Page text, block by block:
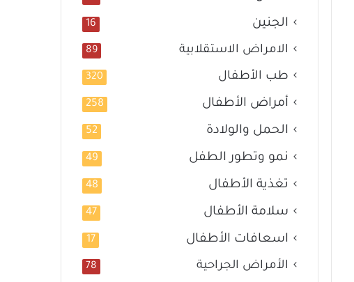
الجنين 16
الامراض الاستقلابية 89
طب الأطفال 320
أمراض الأطفال 258
الحمل والولادة 52
نمو وتطور الطفل 49
تغذية الأطفال 48
سلامة الأطفال 47
اسعافات الأطفال 17
الأمراض الجراحية 78